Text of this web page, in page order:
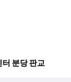
분당 판교